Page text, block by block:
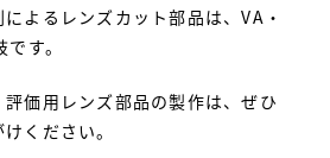
よるレンズカット部品は、VA・
す。
価用レンズ部品の製作は、ぜひ
ください。